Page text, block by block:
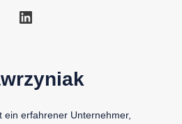
LinkedIn
ein erfahrener Unternehmer,